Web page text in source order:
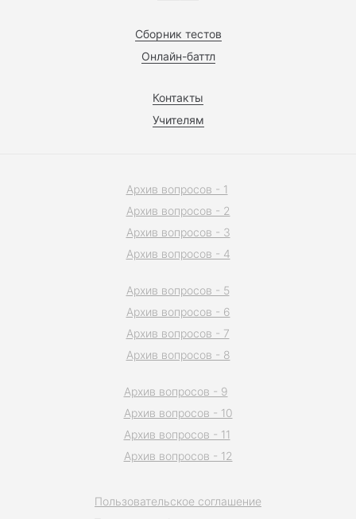
Сборник тестов
Онлайн-баттл
Контакты
Учителям
Пользовательское соглашение
Архив вопросов - 1
Архив вопросов - 2
Архив вопросов - 3
Архив вопросов - 4
Архив вопросов - 5
Архив вопросов - 6
Архив вопросов - 7
Архив вопросов - 8
Архив вопросов - 9
Архив вопросов - 10
Архив вопросов - 11
Архив вопросов - 12